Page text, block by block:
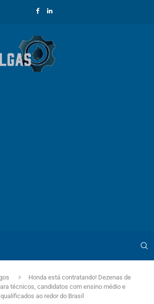
Honda está contratando! Dezenas de
técnicos, candidatos com ensino médio e
ao redor do Brasil